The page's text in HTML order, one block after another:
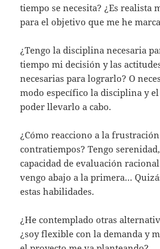
tiempo se necesita? ¿Es realista
para el objetivo que me he
¿Tengo la disciplina necesaria
tiempo mi decisión y las
necesarias para lograrlo? O
modo específico la disciplina y
poder llevarlo a cabo.
¿Cómo reacciono a la
contratiempos? Tengo
capacidad de evaluación
vengo abajo a la primera…
estas habilidades.
¿He contemplado otras
¿soy flexible con la demanda y